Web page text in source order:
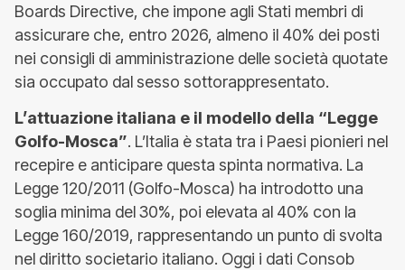
Boards Directive, che impone agli Stati membri di
assicurare che, entro 2026, almeno il 40% dei posti
nei consigli di amministrazione delle società quotate
sia occupato dal sesso sottorappresentato.
L’attuazione italiana e il modello della “Legge
Golfo-Mosca”. L’Italia è stata tra i Paesi pionieri nel
recepire e anticipare questa spinta normativa. La
Legge 120/2011 (Golfo-Mosca) ha introdotto una
soglia minima del 30%, poi elevata al 40% con la
Legge 160/2019, rappresentando un punto di svolta
nel diritto societario italiano. Oggi i dati Consob